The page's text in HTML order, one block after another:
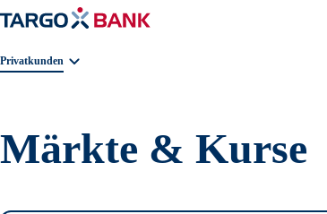
Geschäftsbereichnavigation. Aktuelle Auswahl:
Privatkunden
Märkte & Kurse